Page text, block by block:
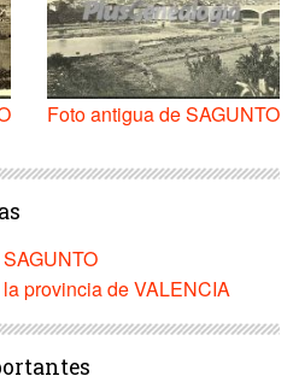
Foto antigua de SAGUNTO
provincia de VALENCIA